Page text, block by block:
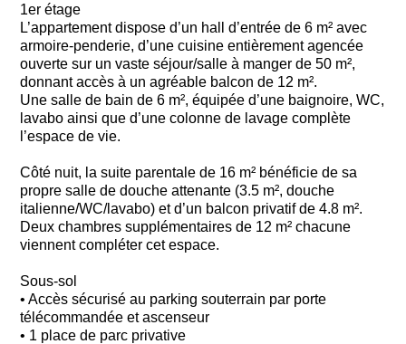
1er étage
L’appartement dispose d’un hall d’entrée de 6 m² avec
armoire-penderie, d’une cuisine entièrement agencée
ouverte sur un vaste séjour/salle à manger de 50 m²,
donnant accès à un agréable balcon de 12 m².
Une salle de bain de 6 m², équipée d’une baignoire, WC,
lavabo ainsi que d’une colonne de lavage complète
l’espace de vie.
Côté nuit, la suite parentale de 16 m² bénéficie de sa
propre salle de douche attenante (3.5 m², douche
italienne/WC/lavabo) et d’un balcon privatif de 4.8 m².
Deux chambres supplémentaires de 12 m² chacune
viennent compléter cet espace.
Sous-sol
• Accès sécurisé au parking souterrain par porte
télécommandée et ascenseur
• 1 place de parc privative